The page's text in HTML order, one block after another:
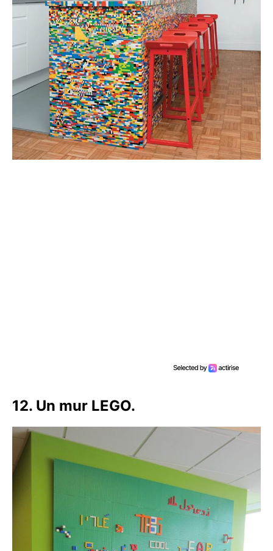
12. Un mur LEGO.